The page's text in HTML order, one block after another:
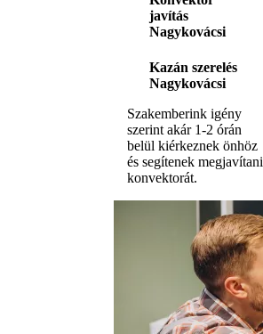
javítás
Nagykovácsi
Kazán szerelés
Nagykovácsi
Szakemberink igény
szerint akár 1-2 órán
belül kiérkeznek önhöz
és segítenek megjavítani
konvektorát.